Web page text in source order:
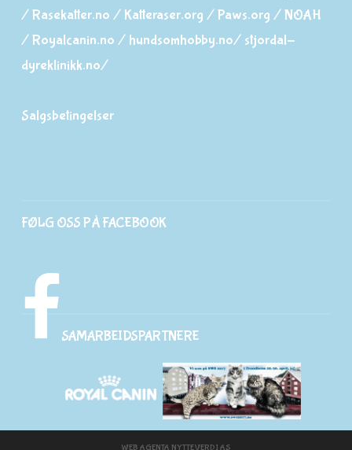
/Rasekatter.no /Katteraser.org /Paws.org /NOAH
/Royalcanin.no / hundsomhobby.no/ stjordal-
dyreklinikk.no/
Salgsbetingelser
FØLG OSS PÅ FACEBOOK
SAMARBEIDSPARTNERE
WEB AGENTA NYTTEVERDI AS